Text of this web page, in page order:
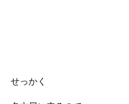
せっかく